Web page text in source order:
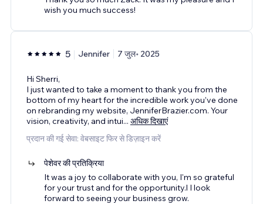
wish you much success!
5 Jennifer 7 जुल॰ 2025
Hi Sherri,
I just wanted to take a moment to thank you from the
bottom of my heart for the incredible work you’ve done
on rebranding my website, JenniferBrazier.com. Your
vision, creativity, and intui... अधिक दिखाएं
प्रदान की गई सेवा: वेबसाइट फिर से डिज़ाइन करें
पेशेवर की प्रतिक्रिया
It was a joy to collaborate with you, I'm so grateful
for your trust and for the opportunity.l I look
forward to seeing your business grow.